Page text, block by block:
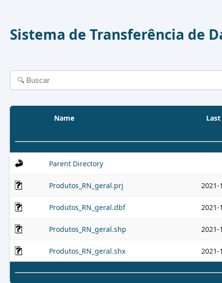
Sistema de Transferência de
Name
Parent Directory
Produtos_RN_geral.prj 2021-
Produtos_RN_geral.dbf 2021-
Produtos_RN_geral.shp 2021-
Produtos_RN_geral.shx 2021-